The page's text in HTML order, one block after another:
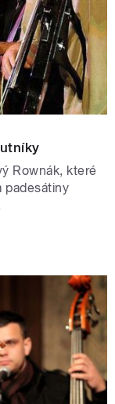
Rownák, které
padesátiny